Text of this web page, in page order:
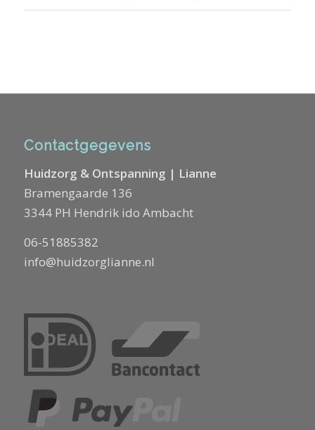
Contactgegevens
Huidzorg & Ontspanning | Lianne
Bramengaarde 136
3344 PH Hendrik ido Ambacht
06-51885382
info@huidzorglianne.nl